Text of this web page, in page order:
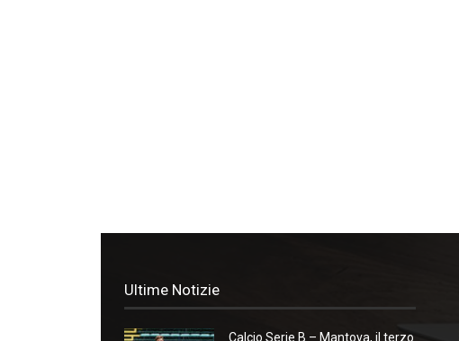
Ultime Notizie
Calcio Serie B – Mantova, il terzo